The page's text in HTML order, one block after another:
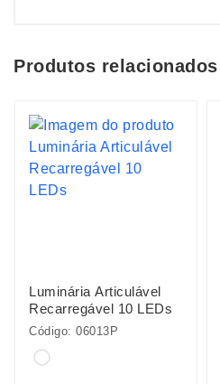
Produtos relacionados
Luminária Articulável
Recarregável 10 LEDs
Código: 06013P